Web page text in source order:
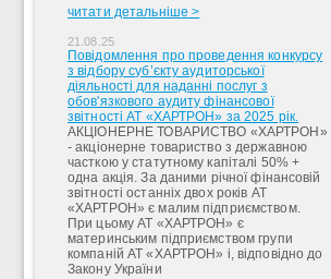
читати детальніше >
21.08.25
Повідомлення про проведення конкурсу
з відбору суб’єкту аудиторської
діяльності для наданні послуг з
обов'язкового аудиту фінансової
звітності АТ «ХАРТРОН» за 2025 рік.
АКЦІОНЕРНЕ ТОВАРИСТВО «ХАРТРОН»
- акціонерне товариство з державною
часткою у статутному капіталі 50% +
одна акція. За даними річної фінансовій
звітності останніх двох років АТ
«ХАРТРОН» є малим підприємством.
При цьому АТ «ХАРТРОН» є
материнським підприємством групи
компаній АТ «ХАРТРОН» і, відповідно до
Закону України